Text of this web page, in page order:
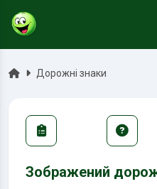
ГоловнаДорожні знаки
Зображений